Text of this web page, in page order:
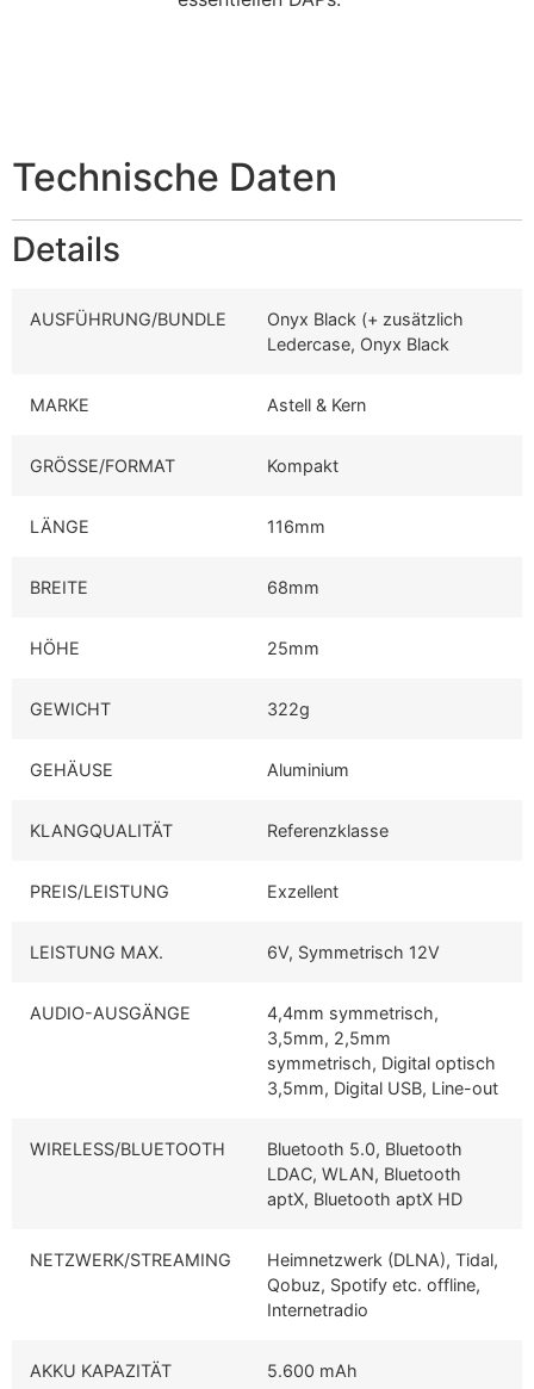
Technische Daten
Details
AUSFÜHRUNG/BUNDLE
Onyx Black (+ zusätzlich
Ledercase, Onyx Black
MARKE Astell & Kern
GRÖSSE/FORMAT Kompakt
LÄNGE 116mm
BREITE 68mm
HÖHE 25mm
GEWICHT 322g
GEHÄUSE Aluminium
KLANGQUALITÄT Referenzklasse
PREIS/LEISTUNG Exzellent
LEISTUNG MAX. 6V, Symmetrisch 12V
AUDIO-AUSGÄNGE
4,4mm symmetrisch,
3,5mm, 2,5mm
symmetrisch, Digital optisch
3,5mm, Digital USB, Line-out
WIRELESS/BLUETOOTH
Bluetooth 5.0, Bluetooth
LDAC, WLAN, Bluetooth
aptX, Bluetooth aptX HD
NETZWERK/STREAMING
Heimnetzwerk (DLNA), Tidal,
Qobuz, Spotify etc. offline,
Internetradio
AKKU KAPAZITÄT 5.600 mAh